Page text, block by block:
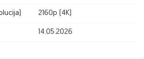
2160p (4K)
14.05.2026